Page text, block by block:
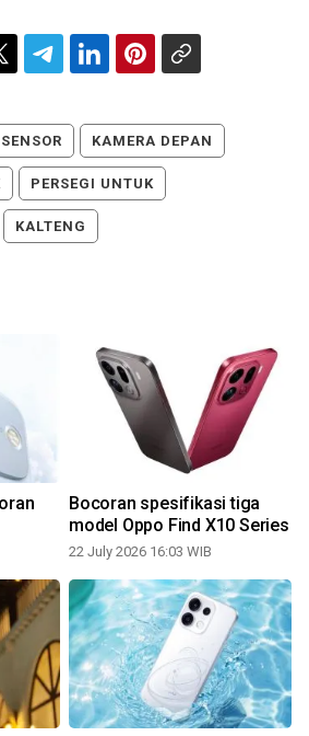
KAMERA DEPAN
PERSEGI UNTUK
KALTENG
Bocoran spesifikasi tiga
model Oppo Find X10 Series
22 July 2026 16:03 WIB